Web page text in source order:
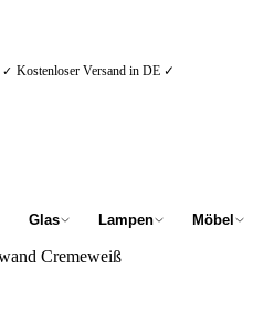
✓ Kostenloser Versand in DE ✓
Glas Lampen Möbel
Cremeweiß